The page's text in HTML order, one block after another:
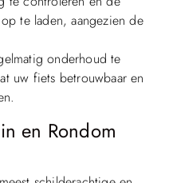
te laden, aangezien de
onderhoud te
uw fiets betrouwbaar en
en Rondom